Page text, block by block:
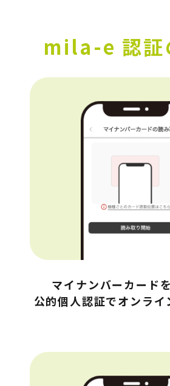
mila-e 認証
マイナンバーカード
公的個人認証でオンライ